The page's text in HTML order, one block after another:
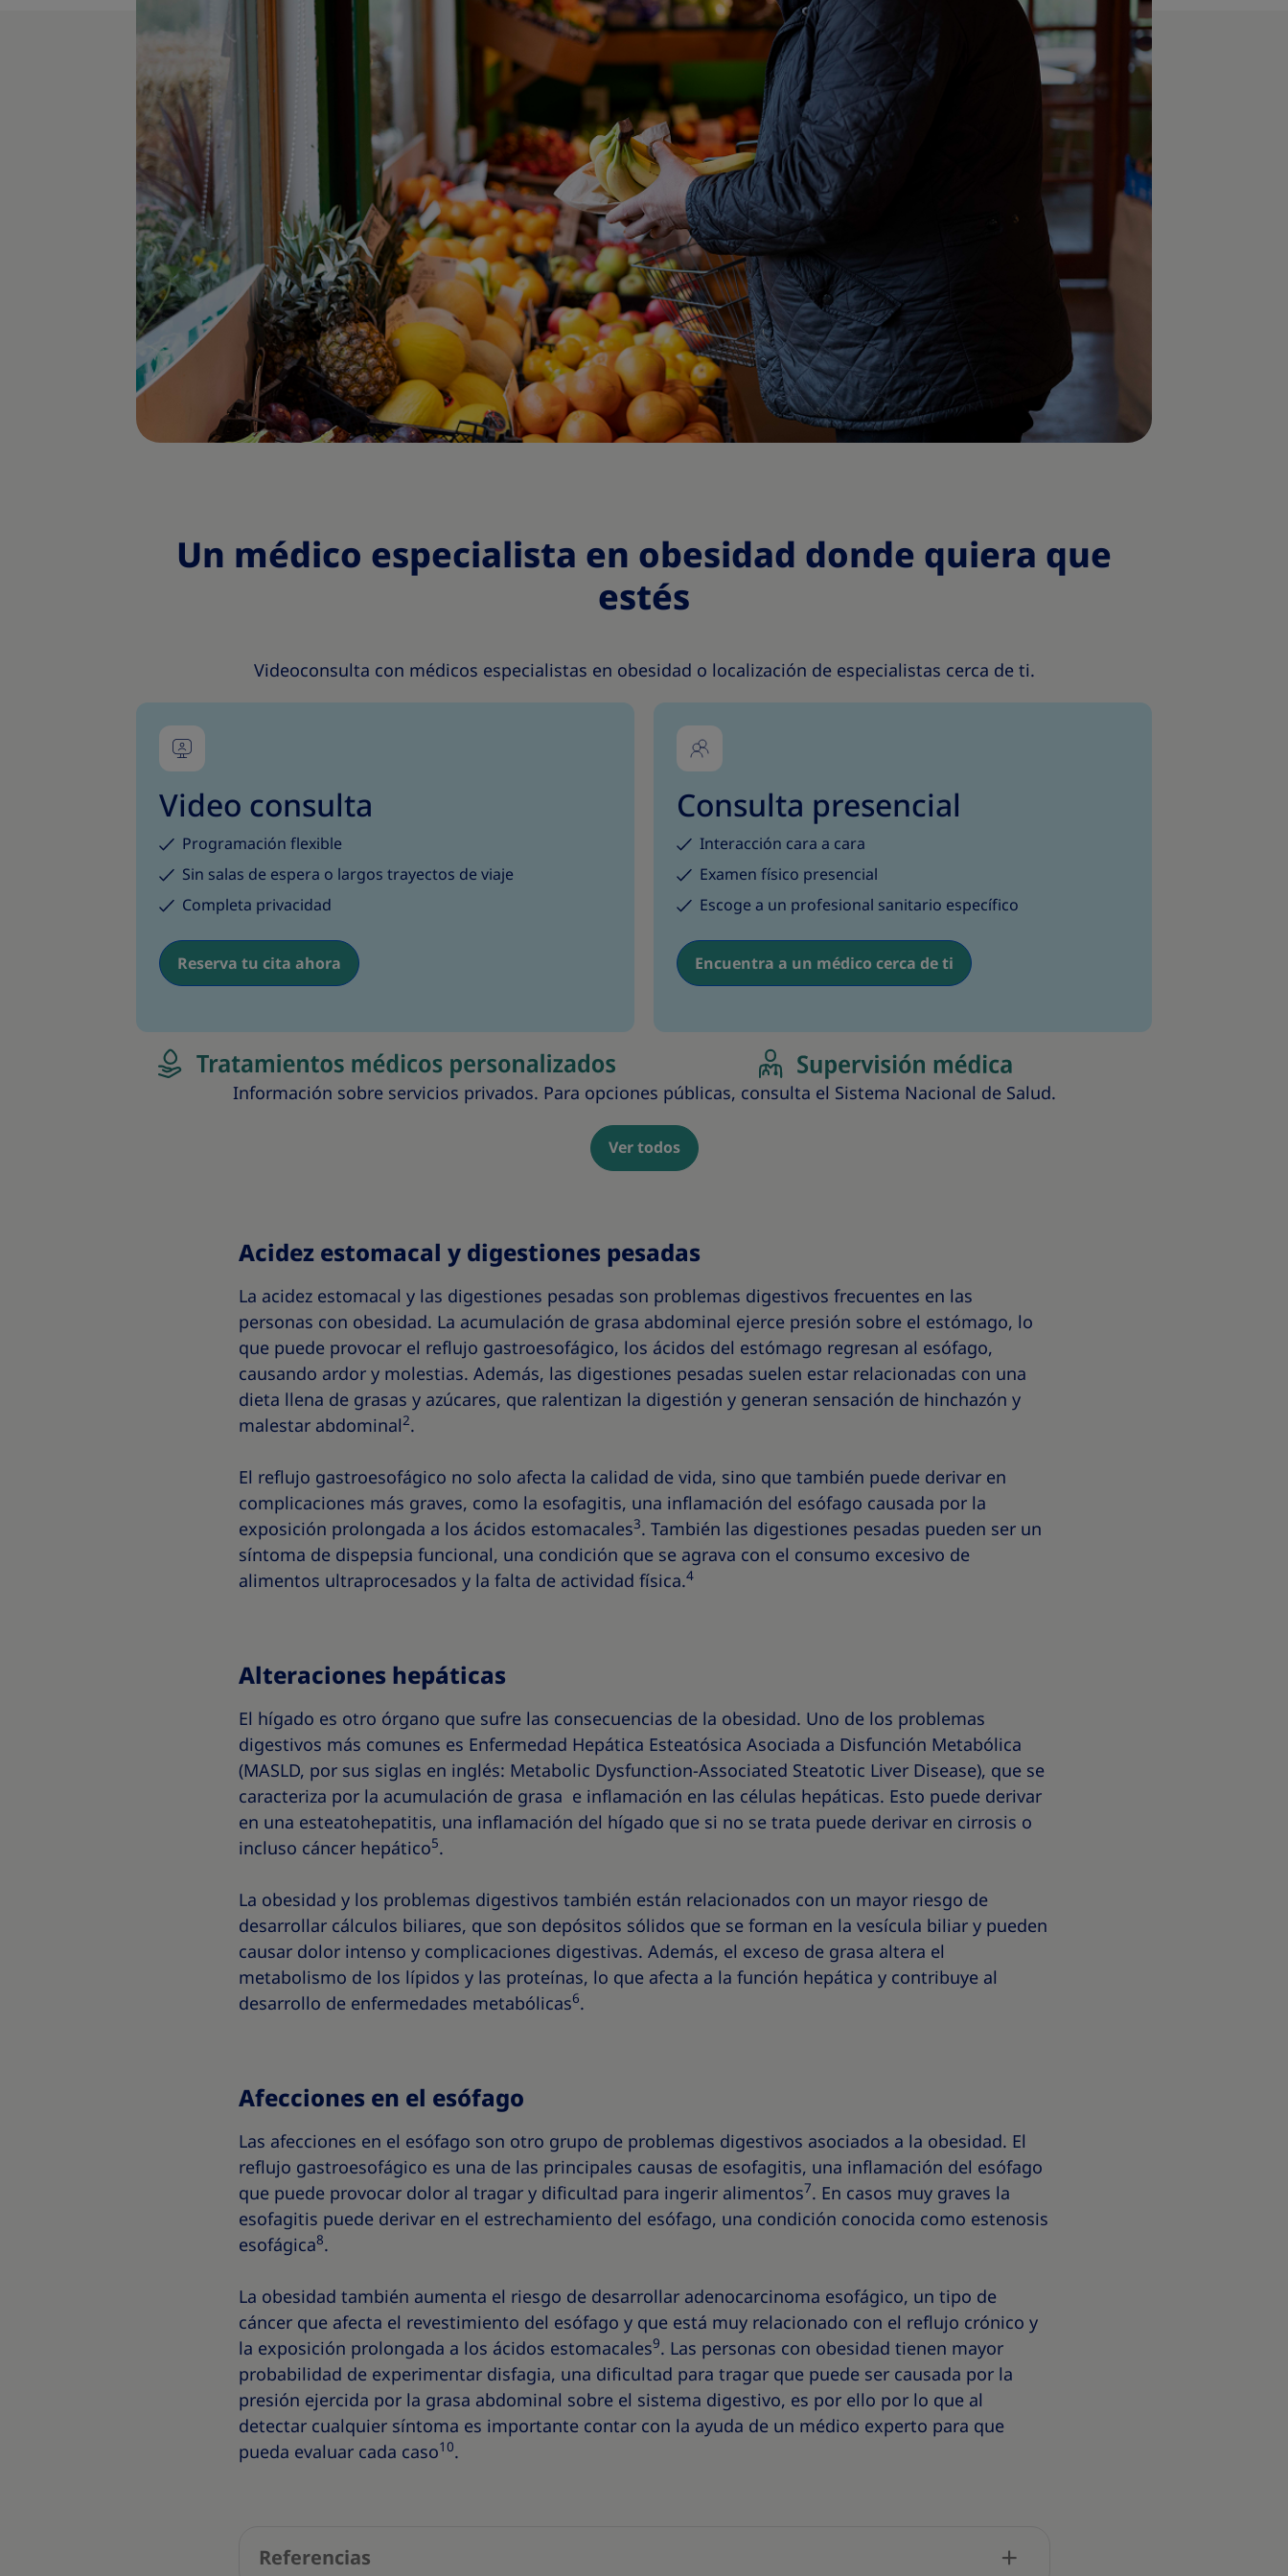
Un médico especialista en obesidad donde quiera que
estés
Videoconsulta con médicos especialistas en obesidad o localización de especialistas cerca de ti.
Video consulta
Programación flexible
Sin salas de espera o largos trayectos de viaje
Completa privacidad
Reserva tu cita ahora
Consulta presencial
Interacción cara a cara
Examen físico presencial
Escoge a un profesional sanitario específico
Encuentra a un médico cerca de ti
Información sobre servicios privados. Para opciones públicas, consulta el Sistema Nacional de Salud.
Ver todos
Acidez estomacal y digestiones pesadas
La acidez estomacal y las digestiones pesadas son problemas digestivos frecuentes en las
personas con obesidad. La acumulación de grasa abdominal ejerce presión sobre el estómago, lo
que puede provocar el reflujo gastroesofágico, los ácidos del estómago regresan al esófago,
causando ardor y molestias. Además, las digestiones pesadas suelen estar relacionadas con una
dieta llena de grasas y azúcares, que ralentizan la digestión y generan sensación de hinchazón y
malestar abdominal2.
El reflujo gastroesofágico no solo afecta la calidad de vida, sino que también puede derivar en
complicaciones más graves, como la esofagitis, una inflamación del esófago causada por la
exposición prolongada a los ácidos estomacales3. También las digestiones pesadas pueden ser un
síntoma de dispepsia funcional, una condición que se agrava con el consumo excesivo de
alimentos ultraprocesados y la falta de actividad física.4
Alteraciones hepáticas
El hígado es otro órgano que sufre las consecuencias de la obesidad. Uno de los problemas
digestivos más comunes es Enfermedad Hepática Esteatósica Asociada a Disfunción Metabólica
(MASLD, por sus siglas en inglés: Metabolic Dysfunction-Associated Steatotic Liver Disease), que se
caracteriza por la acumulación de grasa e inflamación en las células hepáticas. Esto puede derivar
en una esteatohepatitis, una inflamación del hígado que si no se trata puede derivar en cirrosis o
incluso cáncer hepático5.
La obesidad y los problemas digestivos también están relacionados con un mayor riesgo de
desarrollar cálculos biliares, que son depósitos sólidos que se forman en la vesícula biliar y pueden
causar dolor intenso y complicaciones digestivas. Además, el exceso de grasa altera el
metabolismo de los lípidos y las proteínas, lo que afecta a la función hepática y contribuye al
desarrollo de enfermedades metabólicas6.
Afecciones en el esófago
Las afecciones en el esófago son otro grupo de problemas digestivos asociados a la obesidad. El
reflujo gastroesofágico es una de las principales causas de esofagitis, una inflamación del esófago
que puede provocar dolor al tragar y dificultad para ingerir alimentos7. En casos muy graves la
esofagitis puede derivar en el estrechamiento del esófago, una condición conocida como estenosis
esofágica8.
La obesidad también aumenta el riesgo de desarrollar adenocarcinoma esofágico, un tipo de
cáncer que afecta el revestimiento del esófago y que está muy relacionado con el reflujo crónico y
la exposición prolongada a los ácidos estomacales9. Las personas con obesidad tienen mayor
probabilidad de experimentar disfagia, una dificultad para tragar que puede ser causada por la
presión ejercida por la grasa abdominal sobre el sistema digestivo, es por ello por lo que al
detectar cualquier síntoma es importante contar con la ayuda de un médico experto para que
pueda evaluar cada caso10.
Referencias